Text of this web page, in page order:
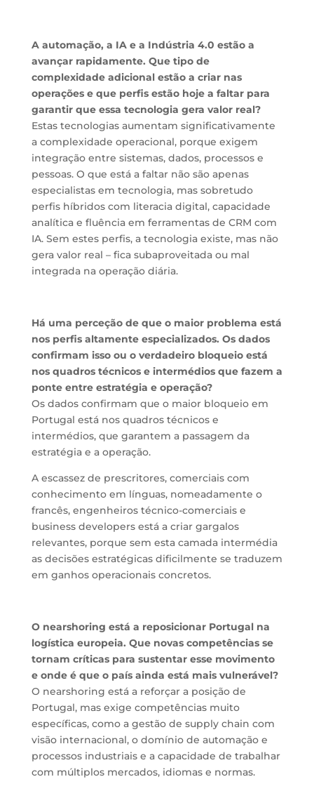
A automação, a IA e a Indústria 4.0 estão a
avançar rapidamente. Que tipo de
complexidade adicional estão a criar nas
operações e que perfis estão hoje a faltar para
garantir que essa tecnologia gera valor real?
Estas tecnologias aumentam significativamente
a complexidade operacional, porque exigem
integração entre sistemas, dados, processos e
pessoas. O que está a faltar não são apenas
especialistas em tecnologia, mas sobretudo
perfis híbridos com literacia digital, capacidade
analítica e fluência em ferramentas de CRM com
IA. Sem estes perfis, a tecnologia existe, mas não
gera valor real – fica subaproveitada ou mal
integrada na operação diária.
Há uma perceção de que o maior problema está
nos perfis altamente especializados. Os dados
confirmam isso ou o verdadeiro bloqueio está
nos quadros técnicos e intermédios que fazem a
ponte entre estratégia e operação?
Os dados confirmam que o maior bloqueio em
Portugal está nos quadros técnicos e
intermédios, que garantem a passagem da
estratégia e a operação.
A escassez de prescritores, comerciais com
conhecimento em línguas, nomeadamente o
francês, engenheiros técnico-comerciais e
business developers está a criar gargalos
relevantes, porque sem esta camada intermédia
as decisões estratégicas dificilmente se traduzem
em ganhos operacionais concretos.
O nearshoring está a reposicionar Portugal na
logística europeia. Que novas competências se
tornam críticas para sustentar esse movimento
e onde é que o país ainda está mais vulnerável?
O nearshoring está a reforçar a posição de
Portugal, mas exige competências muito
específicas, como a gestão de supply chain com
visão internacional, o domínio de automação e
processos industriais e a capacidade de trabalhar
com múltiplos mercados, idiomas e normas.